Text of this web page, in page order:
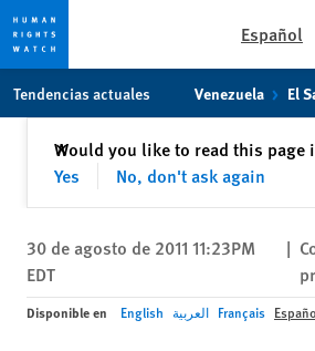
content
Español
Tendencias actuales Venezuela El
Would you like to read this page
Yes
No, don't ask again
✕Cerrar
30 de agosto de 2011 11:23PM
EDT
|
Disponible en English العربية Français